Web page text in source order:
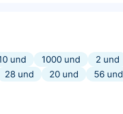
und 1000 und
2 und
28 und 20 und
56 und